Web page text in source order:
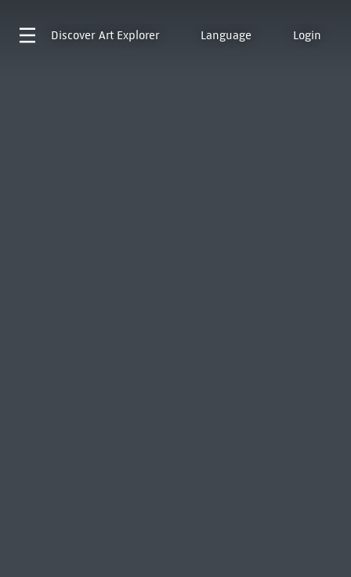
Discover Art Explorer Language Login